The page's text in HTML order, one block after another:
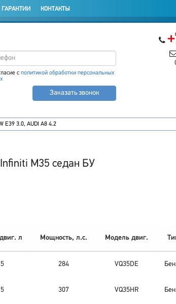
ГАРАНТИИ КОНТАКТЫ
с политикой обработки персональных
Заказать звонок
M35 седан БУ
л Мощность, л.с. Модель двиг.
284 VQ35DE
307 VQ35HR